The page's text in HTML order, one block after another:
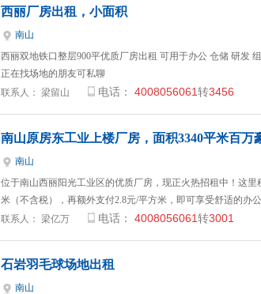
西丽厂房出租，小面积
南山
西丽双地铁口整层900平优质厂房出租 可用于办公 仓储 研发
正在找场地的朋友可私聊
联系人： 梁留山 电话： 4008056061转3456
南山原房东工业上楼厂房，面积3340平米百万
南山
位于南山西丽阳光工业区的优质厂房，现正火热招租中！这里
米（不含税），再额外支付2.8元/平方米，即可享受舒适的办公
联系人： 梁亿万 电话： 4008056061转3001
石岩羽毛球场地出租
南山